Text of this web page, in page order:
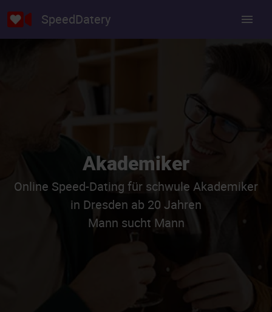
SpeedDatery
Akademiker
Online Speed-Dating für schwule Akademiker
in Dresden ab 20 Jahren
Mann sucht Mann